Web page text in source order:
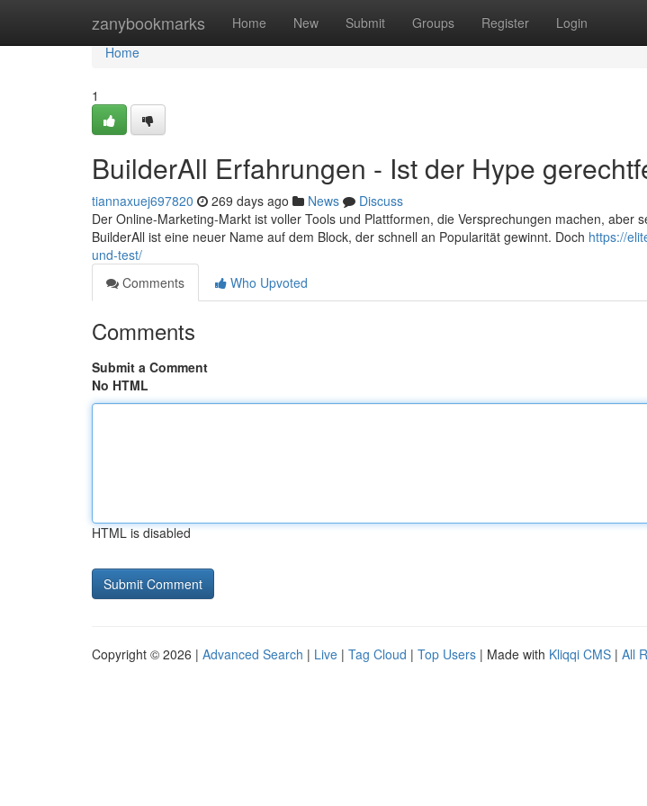
zanybookmarks Home New Submit Groups Register Login
Home
Home
1
BuilderAll Erfahrungen - Ist der Hype
tiannaxuej697820 269 days ago News
Discuss
Der Online-Marketing-Markt ist voller Tools und Plattformen, die Versprechungen machen, aber
BuilderAll ist eine neuer Name auf dem Block, der schnell an Popularität gewinnt. Doch https://
und-test/
Comments
Who Upvoted
Comments
Submit a Comment
No HTML
HTML is disabled
Copyright © 2026 | Advanced Search | Live | Tag Cloud | Top Users | Made with Kliqqi CMS | All